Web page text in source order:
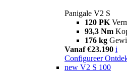
Panigale V2 S
120 PK
93,3 Nm
176 kg
Vanaf €23.190 i
Configureer
new V2 S 100